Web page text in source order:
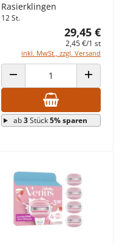
Rasierklingen
12 St.
29,45 €
2,45 €/1 st
inkl. MwSt., zzgl. Versand
ANZAHL VERRINGERN ANZAHL
ab3Stück5% sparen